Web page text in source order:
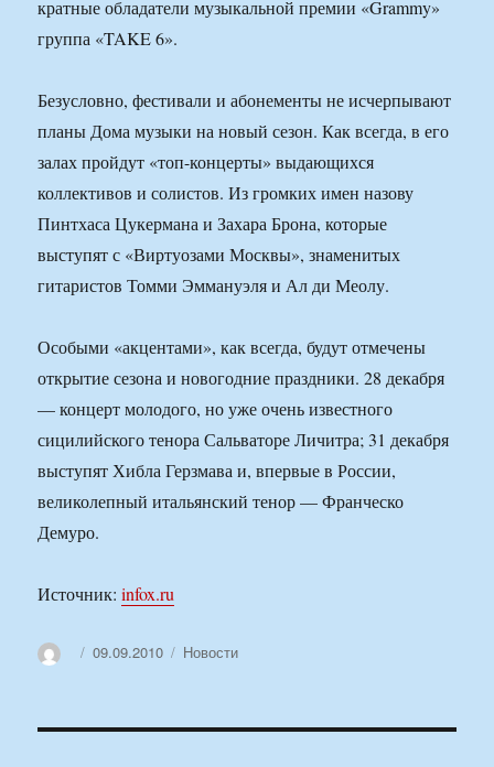
кратные обладатели музыкальной премии «Grammy»
группа «TAKE 6».
Безусловно, фестивали и абонементы не исчерпывают
планы Дома музыки на новый сезон. Как всегда, в его
залах пройдут «топ-концерты» выдающихся
коллективов и солистов. Из громких имен назову
Пинтхаса Цукермана и Захара Брона, которые
выступят с «Виртуозами Москвы», знаменитых
гитаристов Томми Эммануэля и Ал ди Меолу.
Особыми «акцентами», как всегда, будут отмечены
открытие сезона и новогодние праздники. 28 декабря
— концерт молодого, но уже очень известного
сицилийского тенора Сальваторе Личитра; 31 декабря
выступят Хибла Герзмава и, впервые в России,
великолепный итальянский тенор — Франческо
Демуро.
Источник:infox.ru
АвторОпубликовано
09.09.2010 Рубрики
Новости